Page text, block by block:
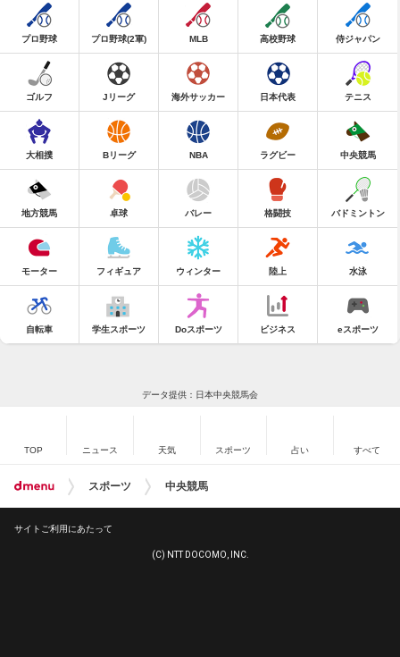
プロ野球 プロ野球(2軍) MLB 高校野球 侍ジャパン
ゴルフ Jリーグ 海外サッカー 日本代表 テニス
大相撲 Bリーグ NBA ラグビー 中央競馬
地方競馬 卓球 バレー 格闘技 バドミントン
モーター フィギュア ウィンター 陸上 水泳
自転車 学生スポーツ Doスポーツ ビジネス eスポーツ
データ提供：日本中央競馬会
TOP ニュース 天気 スポーツ 占い すべて
スポーツ 中央競馬
サイトご利用にあたって
(C) NTT DOCOMO, INC.